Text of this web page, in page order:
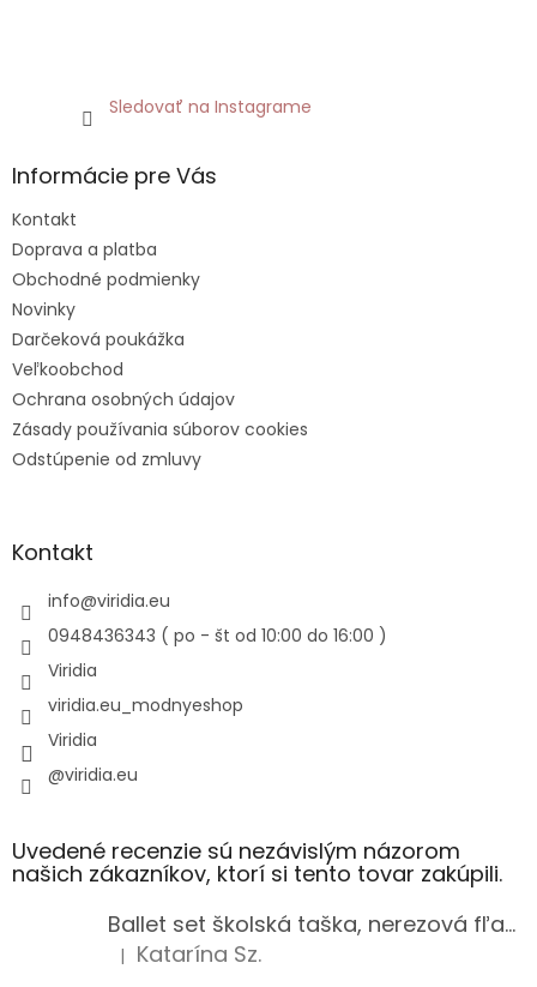
Sledovať na Instagrame
Informácie pre Vás
Kontakt
Doprava a platba
Obchodné podmienky
Novinky
Darčeková poukážka
Veľkoobchod
Ochrana osobných údajov
Zásady používania súborov cookies
Odstúpenie od zmluvy
Kontakt
info@viridia.eu
0948436343 ( po - št od 10:00 do 16:00 )
Viridia
viridia.eu_modnyeshop
Viridia
@viridia.eu
Uvedené recenzie sú nezávislým názorom
našich zákazníkov, ktorí si tento tovar zakúpili.
Ballet set školská taška, nerezová fľaša a plný peračník s motívom baletky pre dievča
Hodnotenie produktu je 5 z 5 hviezdičiek.
| Katarína Sz.